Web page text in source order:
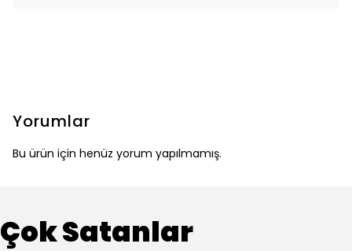
Yorumlar
Bu ürün için henüz yorum yapılmamış.
Çok Satanlar